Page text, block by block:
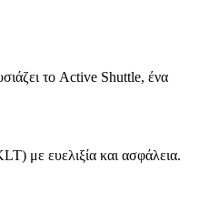
το Active Shuttle, ένα
με ευελιξία και ασφάλεια.